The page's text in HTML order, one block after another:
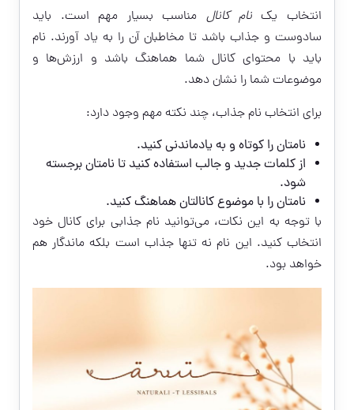
انتخاب یکنام کانال مناسب بسیار مهم است. باید
سادوست و جذاب باشد تا مخاطبان آن را به یاد آورند. نام
باید با محتوای کانال شما هماهنگ باشد و ارزش‌ها و
موضوعات شما را نشان دهد.
برای انتخاب نام جذاب، چند نکته مهم وجود دارد:
نامتان را کوتاه و به یادماندنی کنید.
از کلمات جدید و جالب استفاده کنید تا نامتان برجسته
شود.
نامتان را با موضوع کانالتان هماهنگ کنید.
با توجه به این نکات، می‌توانید نام جذابی برای کانال خود
انتخاب کنید. این نام نه تنها جذاب است بلکه ماندگار هم
خواهد بود.